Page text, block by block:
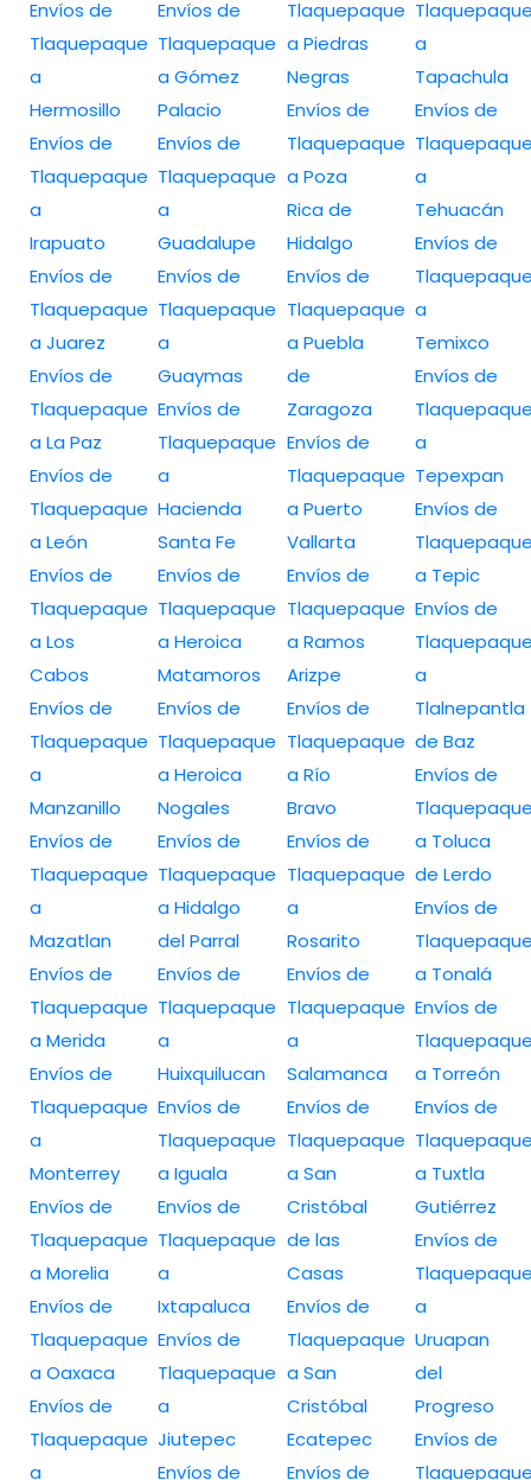
Envíos de
Tlaquepaque
a
Hermosillo
Envíos de
Tlaquepaque
a
Irapuato
Envíos de
Tlaquepaque
a Juarez
Envíos de
Tlaquepaque
a La Paz
Envíos de
Tlaquepaque
a León
Envíos de
Tlaquepaque
a Los
Cabos
Envíos de
Tlaquepaque
a
Manzanillo
Envíos de
Tlaquepaque
a
Mazatlan
Envíos de
Tlaquepaque
a Merida
Envíos de
Tlaquepaque
a
Monterrey
Envíos de
Tlaquepaque
a Morelia
Envíos de
Tlaquepaque
a Oaxaca
Envíos de
Tlaquepaque
a
Envíos de
Tlaquepaque
a Gómez
Palacio
Envíos de
Tlaquepaque
a
Guadalupe
Envíos de
Tlaquepaque
a
Guaymas
Envíos de
Tlaquepaque
a
Hacienda
Santa Fe
Envíos de
Tlaquepaque
a Heroica
Matamoros
Envíos de
Tlaquepaque
a Heroica
Nogales
Envíos de
Tlaquepaque
a Hidalgo
del Parral
Envíos de
Tlaquepaque
a
Huixquilucan
Envíos de
Tlaquepaque
a Iguala
Envíos de
Tlaquepaque
a
Ixtapaluca
Envíos de
Tlaquepaque
a
Jiutepec
Envíos de
Tlaquepaque
a Piedras
Negras
Envíos de
Tlaquepaque
a Poza
Rica de
Hidalgo
Envíos de
Tlaquepaque
a Puebla
de
Zaragoza
Envíos de
Tlaquepaque
a Puerto
Vallarta
Envíos de
Tlaquepaque
a Ramos
Arizpe
Envíos de
Tlaquepaque
a Río
Bravo
Envíos de
Tlaquepaque
a
Rosarito
Envíos de
Tlaquepaque
a
Salamanca
Envíos de
Tlaquepaque
a San
Cristóbal
de las
Casas
Envíos de
Tlaquepaque
a San
Cristóbal
Ecatepec
Envíos de
a
Tapachula
Envíos de
a
Tehuacán
Envíos de
a
Temixco
Envíos de
a
Tepexpan
Envíos de
a Tepic
Envíos de
a
Tlalnepantla
de Baz
Envíos de
a Toluca
de Lerdo
Envíos de
a Tonalá
Envíos de
a Torreón
Envíos de
a Tuxtla
Gutiérrez
Envíos de
a
Uruapan
del
Progreso
Envíos de